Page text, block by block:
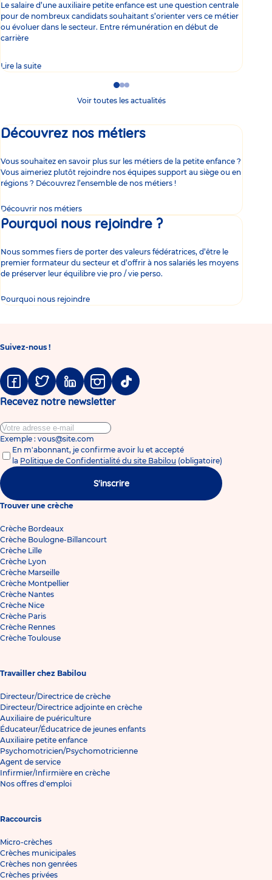
Le salaire d’une auxiliaire petite enfance est une question centrale
pour de nombreux candidats souhaitant s’orienter vers ce métier
ou évoluer dans le secteur. Entre rémunération en début de
carrière
Lire la suite
Go
to
Go
to
Go
to
Voir toutes les actualités
Découvrez nos métiers
Vous souhaitez en savoir plus sur les métiers de la petite enfance ?
Vous aimeriez plutôt rejoindre nos équipes support au siège ou en
régions ? Découvrez l’ensemble de nos métiers !
Découvrir nos métiers
Pourquoi nous rejoindre ?
Nous sommes fiers de porter des valeurs fédératrices, d’être le
premier formateur du secteur et d’offrir à nos salariés les moyens
de préserver leur équilibre vie pro / vie perso.
Pourquoi nous rejoindre
Suivez-nous !
FacebookTwitter LinkedinInstagramTiktok
Recevez notre newsletter
Exemple : vous@site.com
En m'abonnant, je confirme avoir lu et accepté
la Politique de Confidentialité du site Babilou (obligatoire)
S'inscrire
Trouver une crèche
Crèche Bordeaux
Crèche Boulogne-Billancourt
Crèche Lille
Crèche Lyon
Crèche Marseille
Crèche Montpellier
Crèche Nantes
Crèche Nice
Crèche Paris
Crèche Rennes
Crèche Toulouse
Travailler chez Babilou
Directeur/Directrice de crèche
Directeur/Directrice adjointe en crèche
Auxiliaire de puériculture
Éducateur/Éducatrice de jeunes enfants
Auxiliaire petite enfance
Psychomotricien/Psychomotricienne
Agent de service
Infirmier/Infirmière en crèche
Nos offres d'emploi
Raccourcis
Micro-crèches
Crèches municipales
Crèches non genrées
Crèches privées